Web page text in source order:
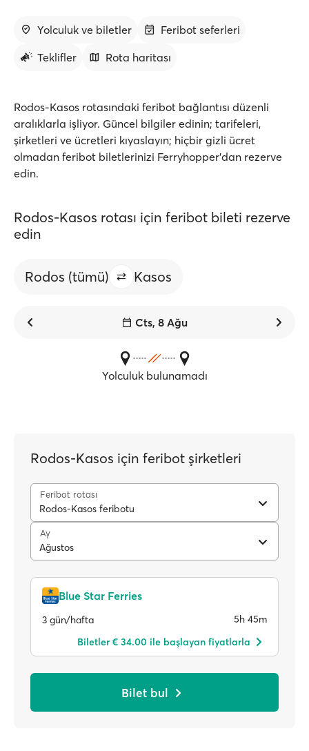
Yolculuk ve biletler
Feribot seferleri
Teklifler
Rota haritası
Rodos-Kasos rotasındaki feribot bağlantısı düzenli
aralıklarla işliyor. Güncel bilgiler edinin; tarifeleri,
şirketleri ve ücretleri kıyaslayın; hiçbir gizli ücret
olmadan feribot biletlerinizi Ferryhopper'dan rezerve
edin.
Rodos-Kasos rotası için feribot bileti rezerve
edin
Rodos (tümü) Kasos
Cts, 8 Ağu
Yolculuk bulunamadı
Rodos-Kasos için feribot şirketleri
Feribot rotası
Rodos-Kasos feribotu
Ay
Ağustos
Blue Star Ferries
3 gün/hafta
5h 45m
Biletler € 34.00 ile başlayan fiyatlarla
Bilet bul